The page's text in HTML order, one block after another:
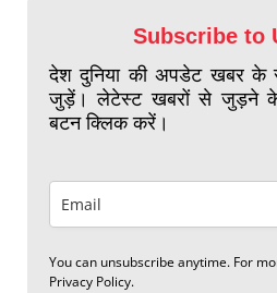
Subscribe to
देश दुनिया की अपडेट खबर के
जुड़ें। लेटेस्ट खबरों से जुड़ने
बटन क्लिक करें।
You can unsubscribe anytime. For
Privacy Policy.